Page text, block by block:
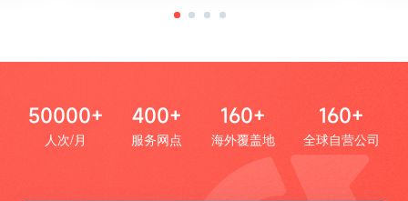
50000+
人次/月
400+
服务网点
160+
海外覆盖地
160+
全球自营公司